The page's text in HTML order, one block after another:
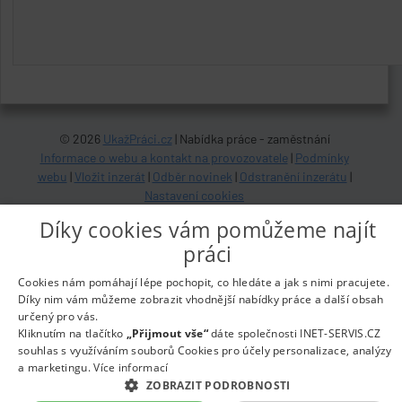
© 2026 UkažPráci.cz| Nabídka práce - zaměstnání
Informace o webu a kontakt na provozovatele Podmínky
webu
Vložit inzerát Odběr novinek Odstranění inzerátu
Nastavení cookies
Díky cookies vám pomůžeme najít
práci
Cookies nám pomáhají lépe pochopit, co hledáte a jak s nimi pracujete.
Díky nim vám můžeme zobrazit vhodnější nabídky práce a další obsah
určený pro vás.
Kliknutím na tlačítko „Přijmout vše“dáte společnosti INET-SERVIS.CZ
souhlas s využíváním souborů Cookies pro účely personalizace, analýzy
a marketingu.Více informací
ZOBRAZIT PODROBNOSTI